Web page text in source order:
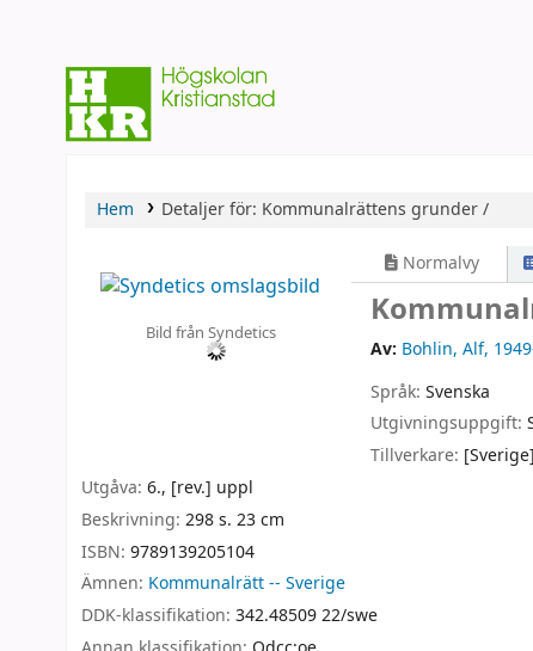
Hem Detaljer för: Kommunalrättens grunder /
Bild från Syndetics
Normalvy
Av: Bohlin, Alf,
Språk:Svenska
Utgivningsuppgift:
Tillverkare:
Utgåva: 6., [rev.] uppl
Beskrivning: 298 s. 23 cm
ISBN: 9789139205104
Ämnen: Kommunalrätt -- Sverige
DDK-klassifikation: 342.48509 22/swe